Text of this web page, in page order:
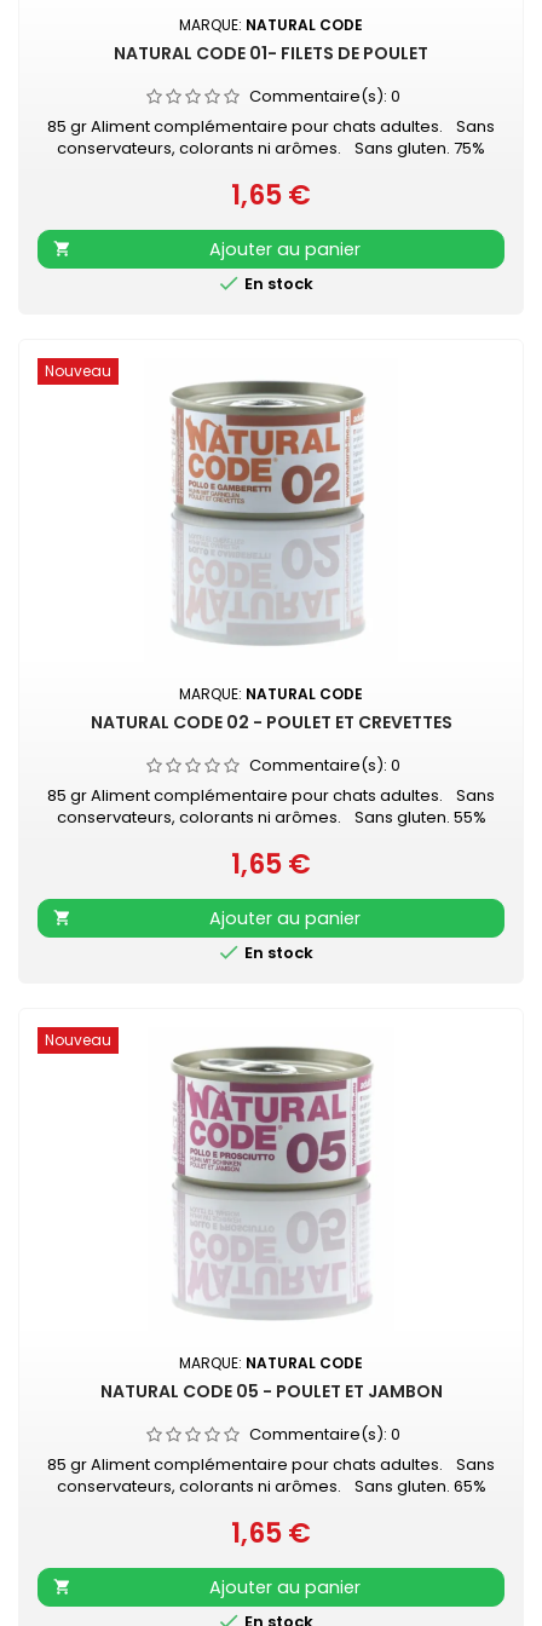
MARQUE: NATURAL CODE
NATURAL CODE 01- FILETS DE POULET
Commentaire(s): 0
85 gr Aliment complémentaire pour chats adultes. Sans
conservateurs, colorants ni arômes. Sans gluten. 75%
Prix
1,65 €

Ajouter au panier
 En stock
Nouveau
MARQUE: NATURAL CODE
NATURAL CODE 02 - POULET ET CREVETTES
Commentaire(s): 0
85 gr Aliment complémentaire pour chats adultes. Sans
conservateurs, colorants ni arômes. Sans gluten. 55%
Prix
1,65 €

Ajouter au panier
 En stock
Nouveau
MARQUE: NATURAL CODE
NATURAL CODE 05 - POULET ET JAMBON
Commentaire(s): 0
85 gr Aliment complémentaire pour chats adultes. Sans
conservateurs, colorants ni arômes. Sans gluten. 65%
Prix
1,65 €

Ajouter au panier